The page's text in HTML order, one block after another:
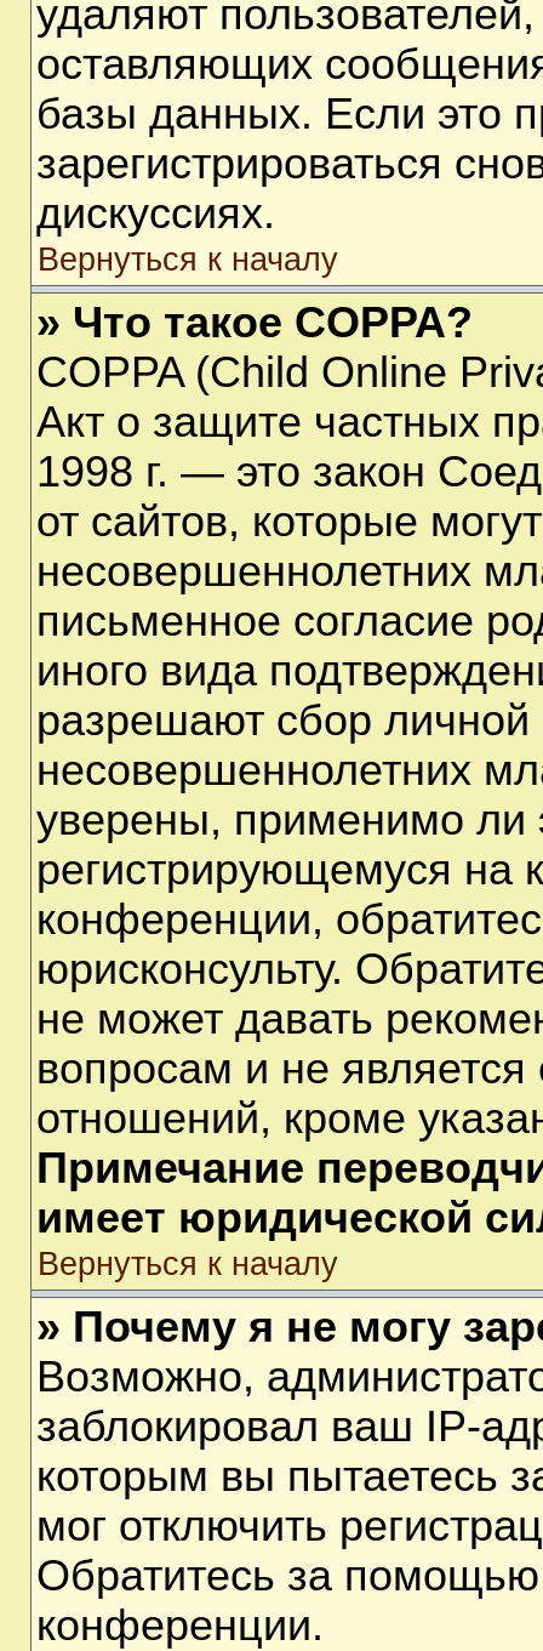
удаляют
оставляющих
базы данных. Если это
зарегистрироваться
дискуссиях.
Вернуться к началу
» Что такое COPPA?
COPPA (Child Online
Акт о защите частных
1998 г. — это закон
от сайтов, которые
несовершеннолетних
письменное согласие
иного вида
разрешают сбор
несовершеннолетних
уверены, применимо ли
регистрирующемуся на
конференции,
юрисконсульту.
не может давать
вопросам и не
отношений, кроме
Примечание
имеет юридической
Вернуться к началу
» Почему я не могу
Возможно,
заблокировал ваш IP-
которым вы пытаетесь
мог отключить
Обратитесь за помощью
конференции.